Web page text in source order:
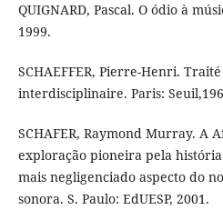
QUIGNARD, Pascal. O ódio à
1999.
SCHAEFFER, Pierre-Henri.
interdisciplinaire. Paris:
SCHAFER, Raymond Murray. A
exploração pioneira pela
mais negligenciado aspecto do
sonora. S. Paulo: EdUESP, 2001.